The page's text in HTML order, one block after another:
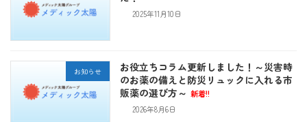
2025年11月10日
お知らせ
お役立ちコラム更新しました！～災害時
のお薬の備えと防災リュックに入れる市
販薬の選び方～ 新着!!
2026年8月6日